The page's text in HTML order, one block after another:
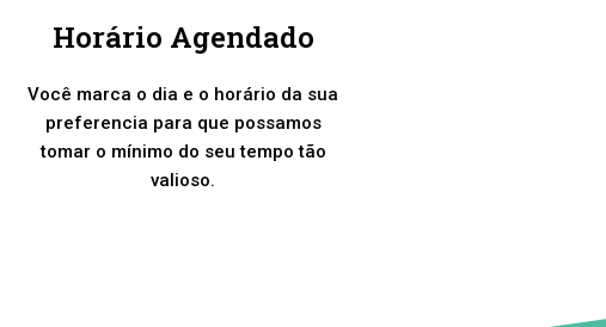
Horário Agendado
Você marca o dia e o horário da sua
preferencia para que possamos
tomar o mínimo do seu tempo tão
valioso.